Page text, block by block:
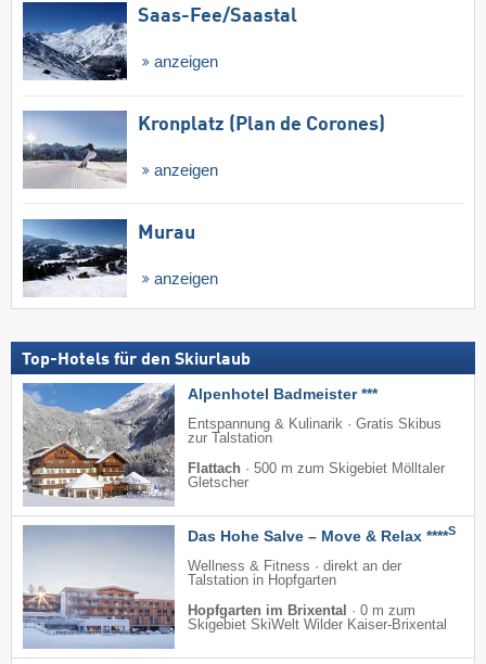
Saas-Fee/​Saastal
anzeigen
Kronplatz (Plan de Corones)
anzeigen
Murau
anzeigen
Top-Hotels für den Skiurlaub
Alpenhotel Badmeister ***
Entspannung & Kulinarik · Gratis Skibus
zur Talstation
Flattach · 500 m zum Skigebiet Mölltaler
Gletscher
Das Hohe Salve – Move & Relax ****S
Wellness & Fitness · direkt an der
Talstation in Hopfgarten
Hopfgarten im Brixental
· 0 m zum
Skigebiet SkiWelt Wilder Kaiser-Brixental